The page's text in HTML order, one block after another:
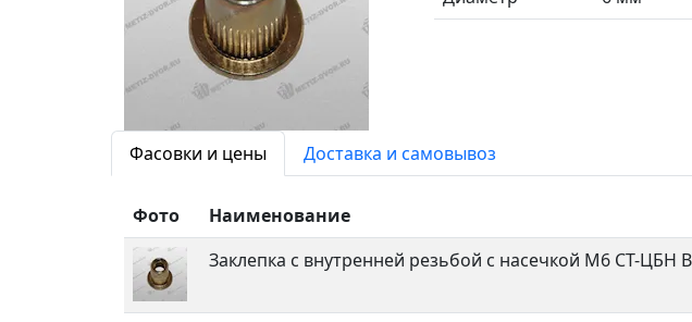
Фасовки и цены Доставка и самовывоз
Фото Наименование
Заклепка с внутренней резьбой с насечкой М6 СТ-ЦБН